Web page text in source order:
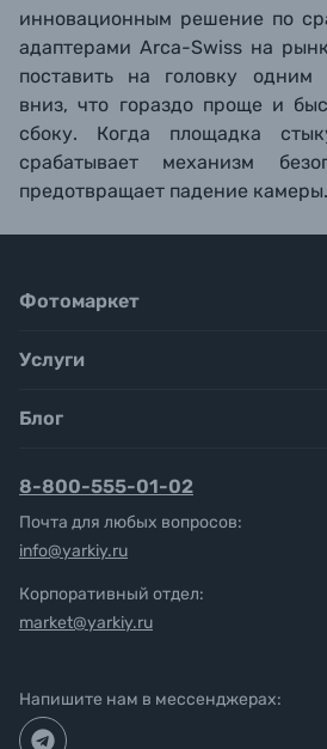
инновационным решение по
адаптерами Arca-Swiss на
поставить на головку
вниз, что гораздо проще и
сбоку. Когда площадка
срабатывает механизм
предотвращает падение камеры.
Фотомаркет
Услуги
Блог
8-800-555-01-02
Почта для любых вопросов:
info@yarkiy.ru
Корпоративный отдел:
market@yarkiy.ru
Напишите нам в мессенджерах: